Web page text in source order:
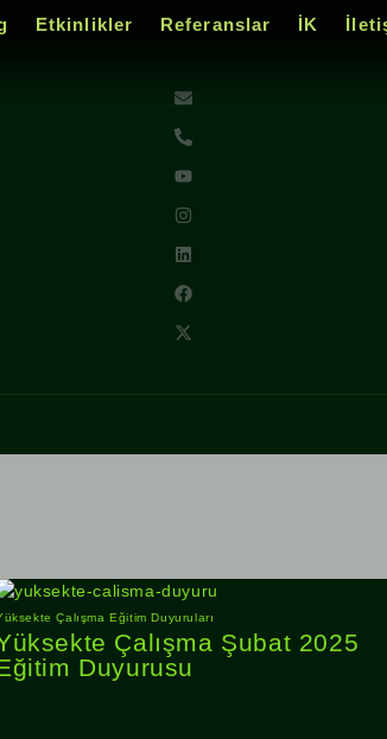
Etkinlikler Referanslar İK
Çalışma Eğitim Duyuruları
Çalışma Şubat 2025
Duyurusu